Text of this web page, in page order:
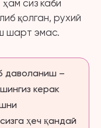
сиз каби
қолган, рухий
шарт эмас.
даволаниш –
керак
ҳеч қандай